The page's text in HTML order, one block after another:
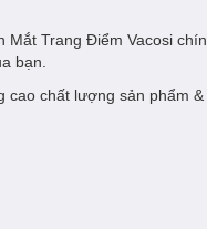
Trang Điểm Vacosi
bạn.
cao chất lượng sản phẩm